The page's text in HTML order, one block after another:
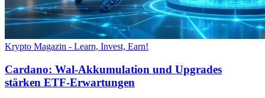
Krypto Magazin - Learn, Invest, Earn!
Cardano: Wal-Akkumulation und Upgrades
stärken ETF-Erwartungen